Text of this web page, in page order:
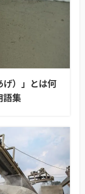
げ）」とは何
語集